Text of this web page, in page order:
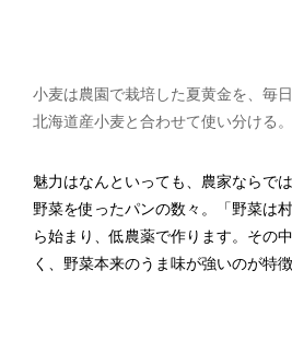
小麦は農園で栽培した夏黄金を、毎
北海道産小麦と合わせて使い分ける。
魅力はなんといっても、農家ならで
野菜を使ったパンの数々。「野菜は
ら始まり、低農薬で作ります。その
く、野菜本来のうま味が強いのが特